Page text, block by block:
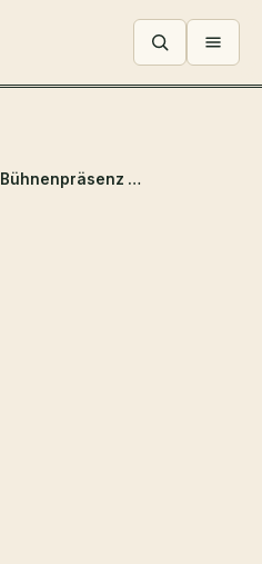
Menü
Wie Miley Cyrus Größe ihre Bühnenpräsenz und Karriere prägt